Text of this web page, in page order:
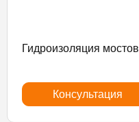
Гидроизоляция мостов
Консультация